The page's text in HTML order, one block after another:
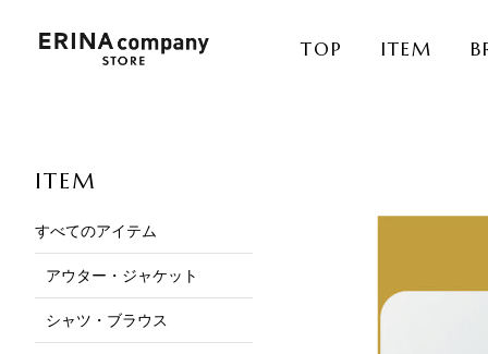
TOP ITEM
ITEM
すべてのアイテム
アウター・ジャケット
シャツ・ブラウス